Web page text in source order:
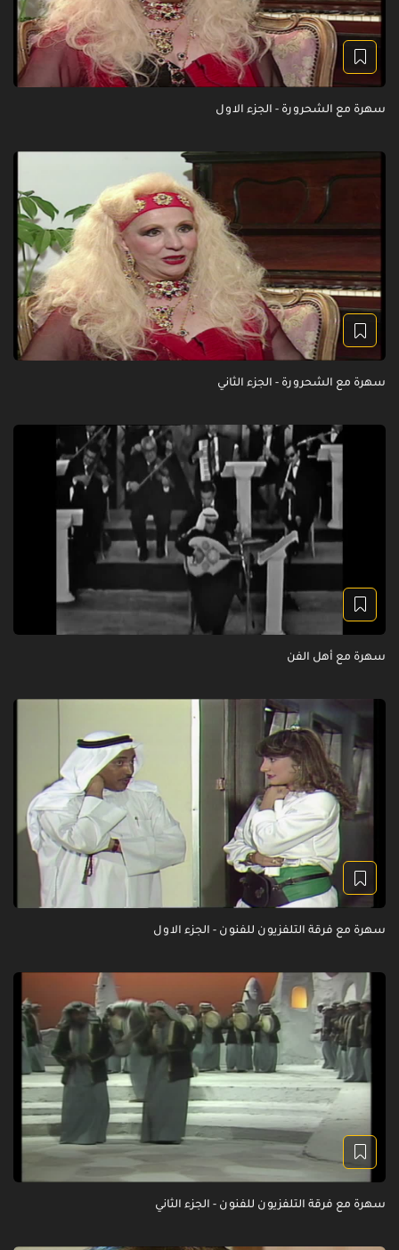
سهرة مع الشحرورة - الجزء الاول
سهرة مع الشحرورة - الجزء الثاني
سهرة مع أهل الفن
سهرة مع فرقة التلفزيون للفنون - الجزء الاول
سهرة مع فرقة التلفزيون للفنون - الجزء الثاني